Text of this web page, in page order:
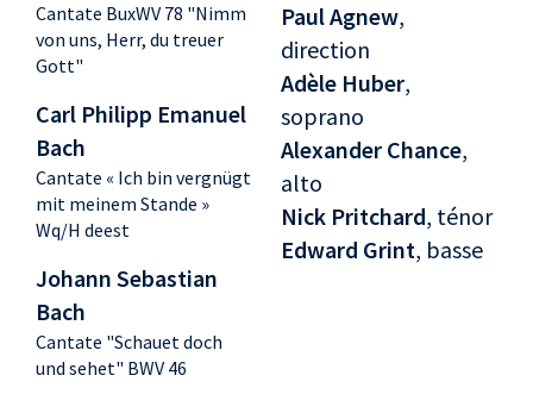
Cantate BuxWV 78 "Nimm
von uns, Herr, du treuer
Gott"
Carl Philipp Emanuel
Bach
Cantate « Ich bin vergnügt
mit meinem Stande »
Wq/H deest
Johann Sebastian
Bach
Cantate "Schauet doch
und sehet" BWV 46
Paul Agnew,
direction
Adèle Huber,
soprano
Alexander Chance,
alto
Nick Pritchard, ténor
Edward Grint, basse